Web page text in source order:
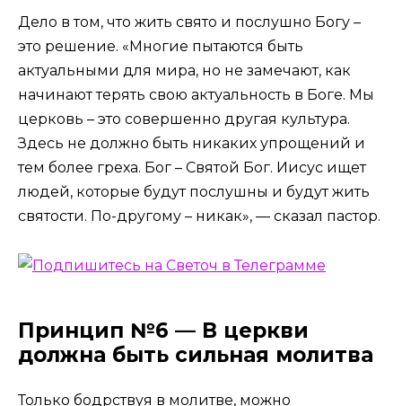
Дело в том, что жить свято и послушно Богу –
это решение. «Многие пытаются быть
актуальными для мира, но не замечают, как
начинают терять свою актуальность в Боге. Мы
церковь – это совершенно другая культура.
Здесь не должно быть никаких упрощений и
тем более греха. Бог – Святой Бог. Иисус ищет
людей, которые будут послушны и будут жить
святости. По-другому – никак», — сказал пастор.
Принцип №6 — В церкви
должна быть сильная молитва
Только бодрствуя в молитве, можно